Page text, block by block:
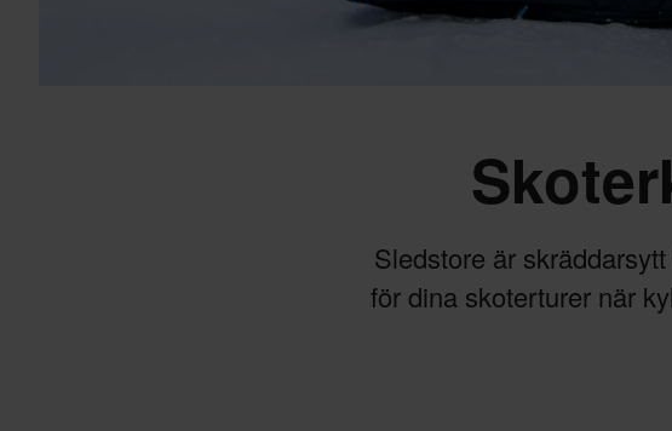
Sledstore är
för dina skoterturer när